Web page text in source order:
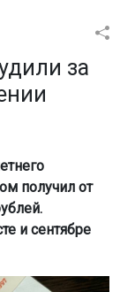
за
получил от
и сентябре